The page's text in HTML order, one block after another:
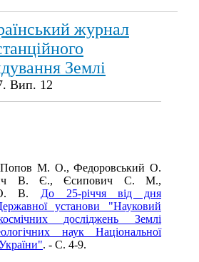
журнал
Землі
Вип. 12
М. О., Федоровський О.
В. Є., Єсипович С. М.,
О. В. До 25-річчя від дня
установи "Науковий
досліджень Землі
наук Національної
. - C. 4-9.